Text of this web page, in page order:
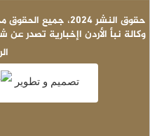
© حقوق النشر 2024، جميع الحقوق محفوظة | نبأ الأردن
وكالة نبأ الأردن اإخبارية تصدر عن
تصميم و تطوير